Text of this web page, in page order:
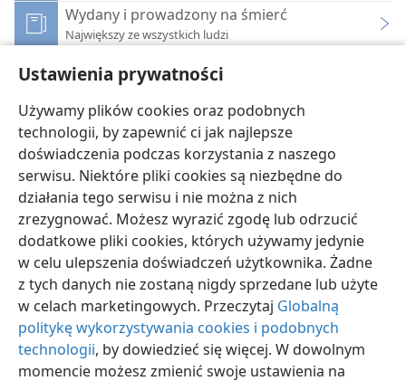
Ustawienia prywatności
Używamy plików cookies oraz podobnych
technologii, by zapewnić ci jak najlepsze
doświadczenia podczas korzystania z naszego
serwisu. Niektóre pliki cookies są niezbędne do
działania tego serwisu i nie można z nich
zrezygnować. Możesz wyrazić zgodę lub odrzucić
dodatkowe pliki cookies, których używamy jedynie
w celu ulepszenia doświadczeń użytkownika. Żadne
z tych danych nie zostaną nigdy sprzedane lub użyte
w celach marketingowych. Przeczytaj Globalną
politykę wykorzystywania cookies i podobnych
technologii, by dowiedzieć się więcej. W dowolnym
momencie możesz zmienić swoje ustawienia na
Wydany i prowadzony na śmierć
Największy ze wszystkich ludzi
Strażnica Zwiastująca Królestwo Jehowy — 1991
Uznany za niewinnego przez Piłata i Heroda
Jezus — droga, prawda i życie
polski Ustawienia
Copyright © 2026 Watch Tower Bible and Tract Society of Pennsylvania
Warunki użytkowania Polityka prywatności
Ustawienia prywatności
JW.ORG
Zaloguj